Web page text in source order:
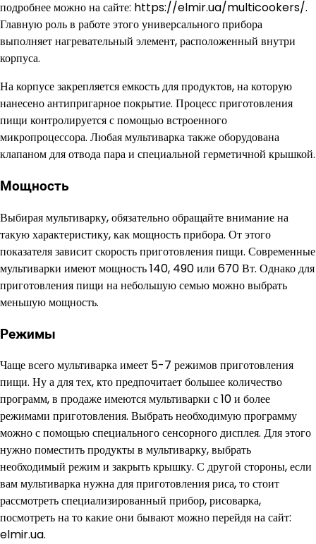
подробнее можно на сайте: https://elmir.ua/multicookers/.
Главную роль в работе этого универсального прибора
выполняет нагревательный элемент, расположенный внутри
корпуса.
На корпусе закрепляется емкость для продуктов, на которую
нанесено антипригарное покрытие. Процесс приготовления
пищи контролируется с помощью встроенного
микропроцессора. Любая мультиварка также оборудована
клапаном для отвода пара и специальной герметичной крышкой.
Мощность
Выбирая мультиварку, обязательно обращайте внимание на
такую характеристику, как мощность прибора. От этого
показателя зависит скорость приготовления пищи. Современные
мультиварки имеют мощность 140, 490 или 670 Вт. Однако для
приготовления пищи на небольшую семью можно выбрать
меньшую мощность.
Режимы
Чаще всего мультиварка имеет 5-7 режимов приготовления
пищи. Ну а для тех, кто предпочитает большее количество
программ, в продаже имеются мультиварки с 10 и более
режимами приготовления. Выбрать необходимую программу
можно с помощью специального сенсорного дисплея. Для этого
нужно поместить продукты в мультиварку, выбрать
необходимый режим и закрыть крышку. С другой стороны, если
вам мультиварка нужна для приготовления риса, то стоит
рассмотреть специализированный прибор, рисоварка,
посмотреть на то какие они бывают можно перейдя на сайт:
elmir.ua.